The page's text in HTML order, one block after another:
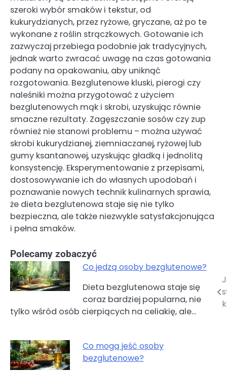
szeroki wybór smaków i tekstur, od
kukurydzianych, przez ryżowe, gryczane, aż po te
wykonane z roślin strączkowych. Gotowanie ich
zazwyczaj przebiega podobnie jak tradycyjnych,
jednak warto zwracać uwagę na czas gotowania
podany na opakowaniu, aby uniknąć
rozgotowania. Bezglutenowe kluski, pierogi czy
naleśniki można przygotować z użyciem
bezglutenowych mąk i skrobi, uzyskując równie
smaczne rezultaty. Zagęszczanie sosów czy zup
również nie stanowi problemu – można używać
skrobi kukurydzianej, ziemniaczanej, ryżowej lub
gumy ksantanowej, uzyskując gładką i jednolitą
konsystencję. Eksperymentowanie z przepisami,
dostosowywanie ich do własnych upodobań i
poznawanie nowych technik kulinarnych sprawia,
że dieta bezglutenowa staje się nie tylko
bezpieczna, ale także niezwykle satysfakcjonująca
i pełna smaków.
Polecamy zobaczyć
Co jedzą osoby bezglutenowe?
Dieta bezglutenowa staje się
coraz bardziej popularna, nie
tylko wśród osób cierpiących na celiakię, ale…
Co mogą jeść osoby
bezglutenowe?
Nawigacja